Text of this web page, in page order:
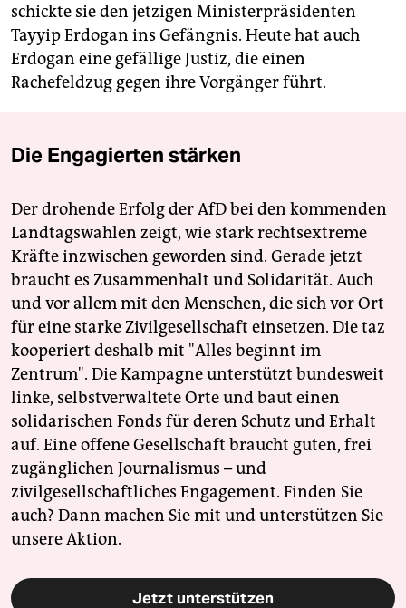
schickte sie den jetzigen Ministerpräsidenten
Tayyip Erdogan ins Gefängnis. Heute hat auch
Erdogan eine gefällige Justiz, die einen
Rachefeldzug gegen ihre Vorgänger führt.
Die Engagierten stärken
Der drohende Erfolg der AfD bei den kommenden
Landtagswahlen zeigt, wie stark rechtsextreme
Kräfte inzwischen geworden sind. Gerade jetzt
braucht es Zusammenhalt und Solidarität. Auch
und vor allem mit den Menschen, die sich vor Ort
für eine starke Zivilgesellschaft einsetzen. Die taz
kooperiert deshalb mit "Alles beginnt im
Zentrum". Die Kampagne unterstützt bundesweit
linke, selbstverwaltete Orte und baut einen
solidarischen Fonds für deren Schutz und Erhalt
auf. Eine offene Gesellschaft braucht guten, frei
zugänglichen Journalismus – und
zivilgesellschaftliches Engagement. Finden Sie
auch? Dann machen Sie mit und unterstützen Sie
unsere Aktion.
Jetzt unterstützen